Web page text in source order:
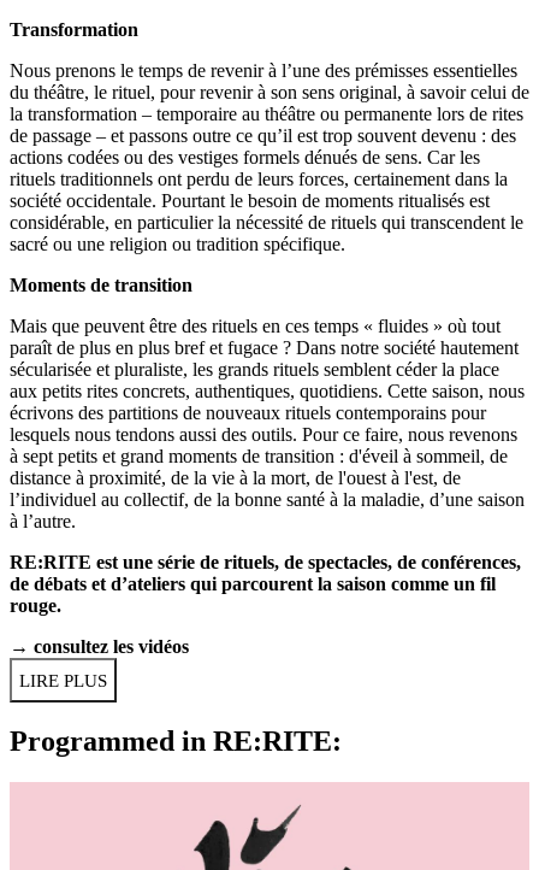
Transformation
Nous prenons le temps de revenir à l’une des prémisses essentielles
du théâtre, le rituel, pour revenir à son sens original, à savoir celui de
la transformation – temporaire au théâtre ou permanente lors de rites
de passage – et passons outre ce qu’il est trop souvent devenu : des
actions codées ou des vestiges formels dénués de sens. Car les
rituels traditionnels ont perdu de leurs forces, certainement dans la
société occidentale. Pourtant le besoin de moments ritualisés est
considérable, en particulier la nécessité de rituels qui transcendent le
sacré ou une religion ou tradition spécifique.
Moments de transition
Mais que peuvent être des rituels en ces temps « fluides » où tout
paraît de plus en plus bref et fugace ? Dans notre société hautement
sécularisée et pluraliste, les grands rituels semblent céder la place
aux petits rites concrets, authentiques, quotidiens. Cette saison, nous
écrivons des partitions de nouveaux rituels contemporains pour
lesquels nous tendons aussi des outils. Pour ce faire, nous revenons
à sept petits et grand moments de transition : d'éveil à sommeil, de
distance à proximité, de la vie à la mort, de l'ouest à l'est, de
l’individuel au collectif, de la bonne santé à la maladie, d’une saison
à l’autre.
RE:RITE est une série de rituels, de spectacles, de conférences,
de débats et d’ateliers qui parcourent la saison comme un fil
rouge.
→ consultez les vidéos
LIRE PLUS
Programmed in RE:RITE: